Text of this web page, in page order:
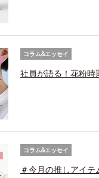
コラム&エッセイ
社員が語る！花粉時
コラム&エッセイ
＃今月の推しアイ